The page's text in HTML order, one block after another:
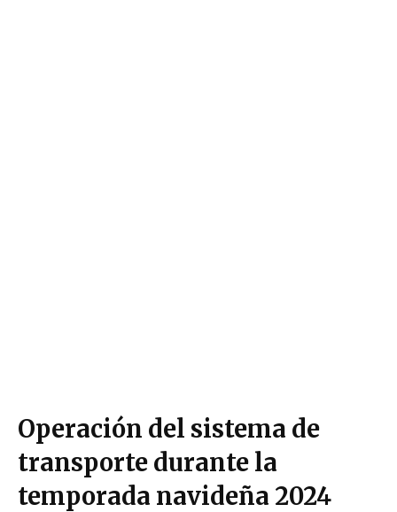
Operación del sistema de
transporte durante la
temporada navideña 2024